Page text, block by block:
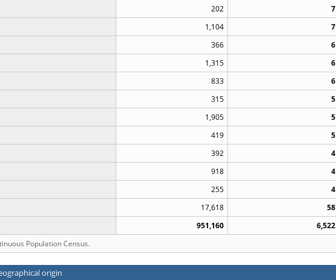
202 7
1,104 7
366 6
1,315 6
833 6
315 5
1,905 5
419 5
392 4
918 4
255 4
17,618 58
951,160 6,522
Population Census.
origin